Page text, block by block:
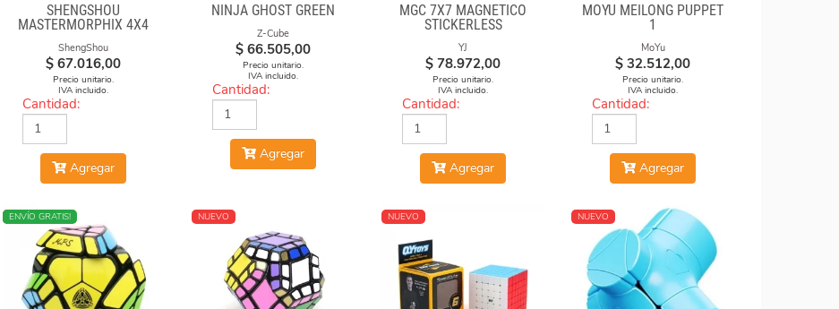
SHENGSHOU
MASTERMORPHIX 4X4
ShengShou
$ 67.016,00
Precio unitario.
IVA incluido.
Cantidad:
Agregar
NINJA GHOST GREEN
Z-Cube
$ 66.505,00
Precio unitario.
IVA incluido.
Cantidad:
Agregar
MGC 7X7 MAGNÉTICO
STICKERLESS
YJ
$ 78.972,00
Precio unitario.
IVA incluido.
Cantidad:
Agregar
MOYU MEILONG PUPPET
1
MoYu
$ 32.512,00
Precio unitario.
IVA incluido.
Cantidad:
Agregar
NUEVO
ENVÍO GRATIS! NUEVO NUEVO NUEVO